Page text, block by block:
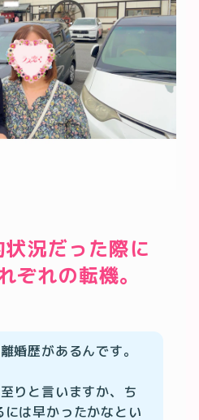
況だった際に
ぞれの転機。
婚歴があるんです。
りと言いますか、ち
には早かったかなとい